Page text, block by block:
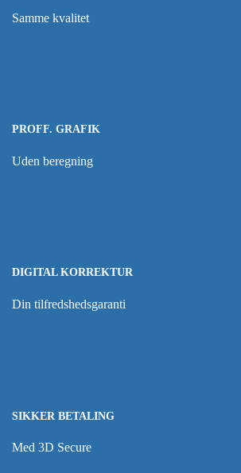
Samme kvalitet
PROFF. GRAFIK
Uden beregning
DIGITAL KORREKTUR
Din tilfredshedsgaranti
SIKKER BETALING
Med 3D Secure